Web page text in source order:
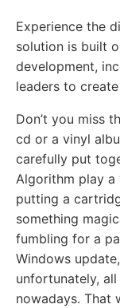
Experience the
solution is built
development,
leaders to
Don’t you miss
cd or a vinyl
carefully put
Algorithm play a
putting a
something
fumbling for a
Windows
unfortunately,
nowadays. That